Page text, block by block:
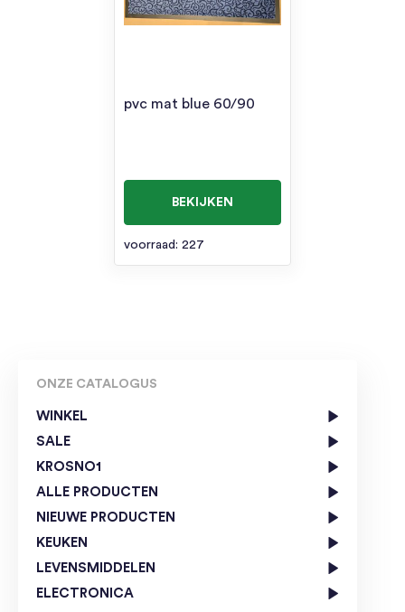
ONZE CATALOGUS
WINKEL
SALE
KROSNO1
ALLE PRODUCTEN
NIEUWE PRODUCTEN
KEUKEN
LEVENSMIDDELEN
ELECTRONICA
pvc mat blue 60/90
BEKIJKEN
voorraad: 227